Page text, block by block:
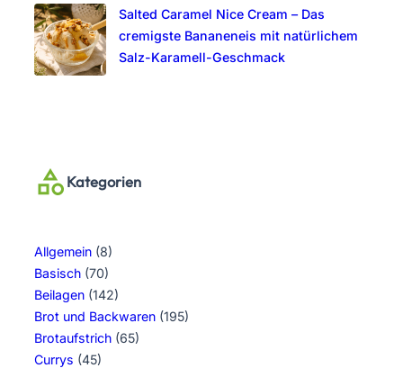
Salted Caramel Nice Cream – Das
cremigste Bananeneis mit natürlichem
Salz-Karamell-Geschmack
Kategorien
Allgemein (8)
Basisch (70)
Beilagen (142)
Brot und Backwaren (195)
Brotaufstrich (65)
Currys (45)